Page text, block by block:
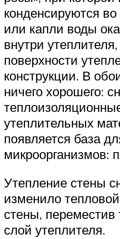
конденсируются
или капли воды
внутри
поверхности
конструкции. В
ничего хорошего:
утеплительных
появляется база
микроорганизмов:
Утепление стены
изменило
стены, переместив
слой утеплителя.